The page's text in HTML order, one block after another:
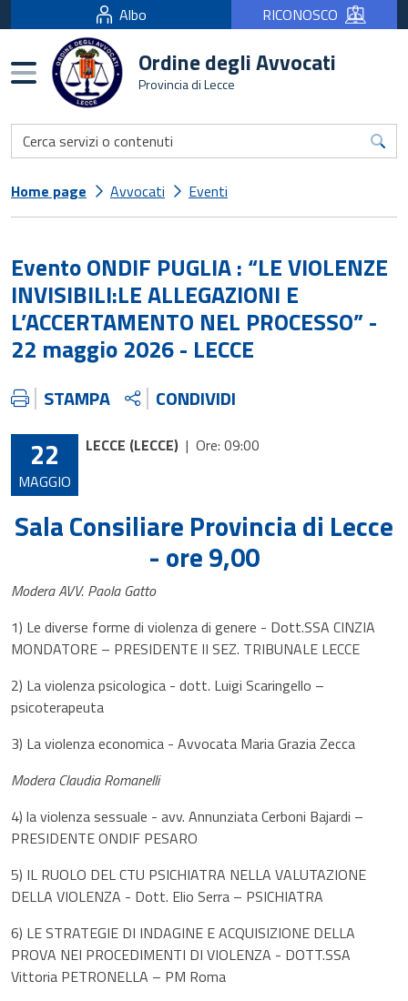
Albo RICONOSCO
Burger menu Ordine degli Avvocati
Provincia di Lecce
Home page Avvocati Eventi
Evento ONDIF PUGLIA : “LE VIOLENZE
INVISIBILI:LE ALLEGAZIONI E
L’ACCERTAMENTO NEL PROCESSO” -
22 maggio 2026 - LECCE
STAMPA CONDIVIDI
22
MAGGIO
LECCE (LECCE) | Ore: 09:00
Sala Consiliare Provincia di Lecce
- ore 9,00
Modera AVV. Paola Gatto
1) Le diverse forme di violenza di genere - Dott.SSA CINZIA
MONDATORE – PRESIDENTE II SEZ. TRIBUNALE LECCE
2) La violenza psicologica - dott. Luigi Scaringello –
psicoterapeuta
3) La violenza economica - Avvocata Maria Grazia Zecca
Modera Claudia Romanelli
4) la violenza sessuale - avv. Annunziata Cerboni Bajardi –
PRESIDENTE ONDIF PESARO
5) IL RUOLO DEL CTU PSICHIATRA NELLA VALUTAZIONE
DELLA VIOLENZA - Dott. Elio Serra – PSICHIATRA
6) LE STRATEGIE DI INDAGINE E ACQUISIZIONE DELLA
PROVA NEI PROCEDIMENTI DI VIOLENZA - DOTT.SSA
Vittoria PETRONELLA – PM Roma